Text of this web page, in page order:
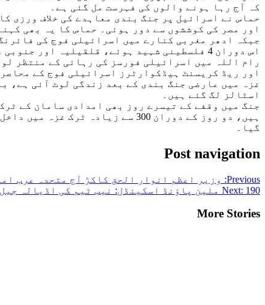
کہ آج رہا ہونے والوں کی فہرست مل گئی ہے۔
حماس نے اسرائیل پر جنگ بندی معاہدے کی خلاف ورزی
اور مصر کی کوششوں سے دور ہوئی۔ حماس کا یہ بھی
اس دوران 4 فلسطینی شہید ہوئے، قلقیلیہ اور جنوبی علاقے البیرہ میں 2 فلسطینی جان کی بازی ہار گئے۔
اور ریڈ کریسنٹ ہیڈکوارٹرز اسرائیلی فوج کے
غزہ میں عارضی جنگ بندی کے بعد زندگی لوٹ آئی ہے،
اسٹالز لگ گئے ہیں۔
گیا۔
Post navigation
Previous:
وزیر اعظم انوار الحق کاکڑ آج متحدہ عرب
Next: 190 ملین پاؤنڈ اسکینڈل: نیب ٹیم کی اڈیالہ جیل میں چیئرمین پی ٹی آئی سے تفتیش
More Stories